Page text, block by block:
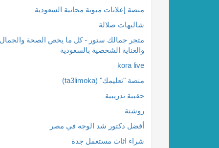
منصة إعلانات مبوبة مجانية السعودية
شاليهات صلالة
متجر جمالك ستور - كل ما يخص الصحة والجمال
والعناية الشخصية بالسعودية
kora live
منصة "تعليمك" (ta3limoka)
حقيبة تدريبية
روشتة
أفضل دكتور شد الوجه في مصر
شراء اثاث مستعمل جدة